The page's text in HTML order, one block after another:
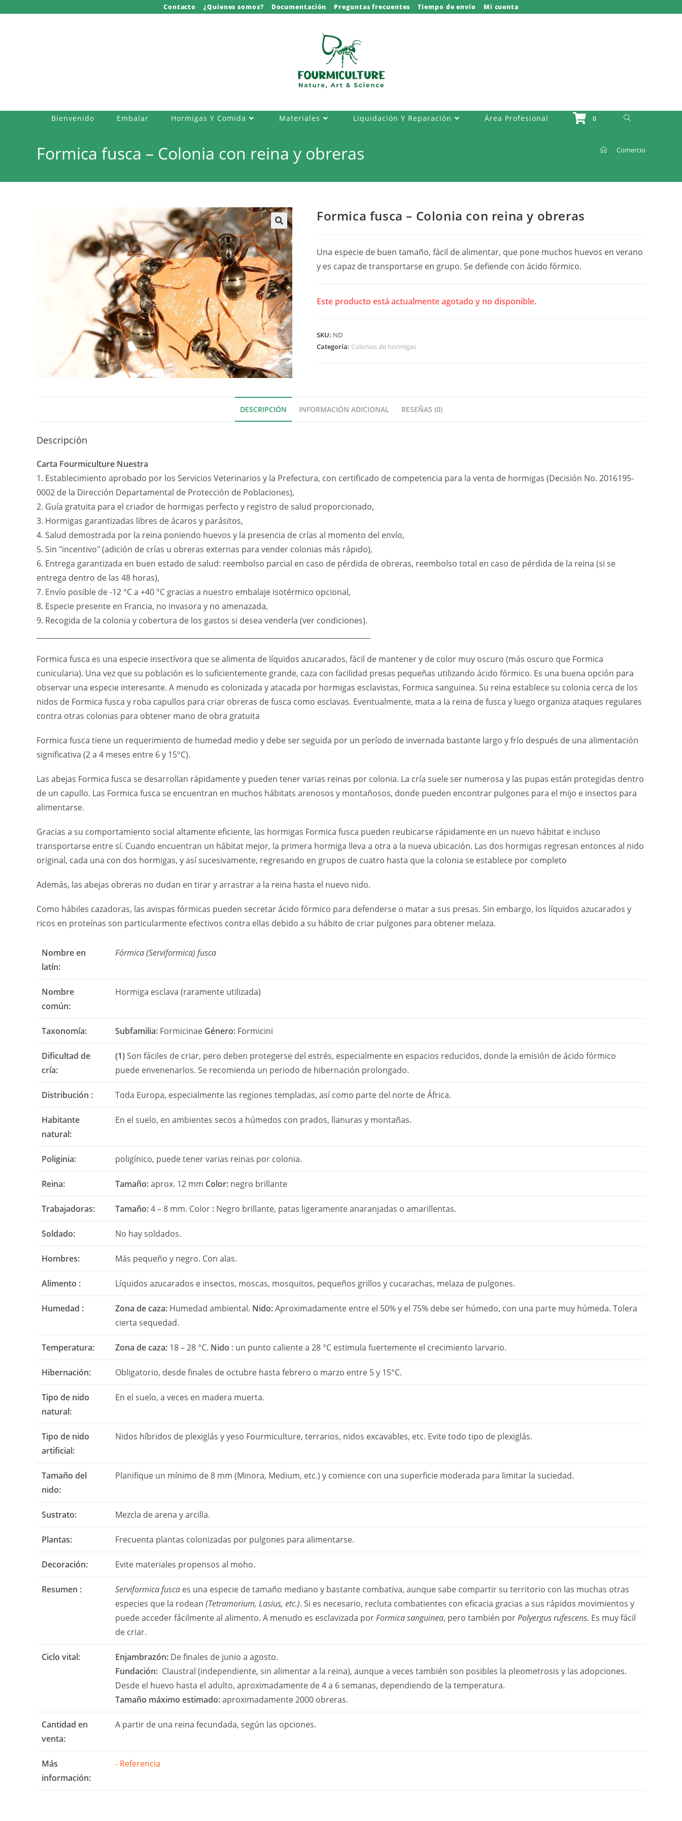
Contacto ¿Quienes somos? Documentación Preguntas frecuentes Tiempo de envío Mi cuenta
Bienvenido Embalar Hormigas Y Comida Materiales Liquidación Y Reparación Área Profesional 0 Activar O Desactivar La Búsqueda Del Sitio Web
Formica fusca – Colonia con reina y obreras > Comercio
Formica fusca – Colonia con reina y obreras
Una especie de buen tamaño, fácil de alimentar, que pone muchos huevos en verano
y es capaz de transportarse en grupo. Se defiende con ácido fórmico.
Este producto está actualmente agotado y no disponible.
SKU: ND
Categoría: Colonias de hormigas
DESCRIPCIÓN INFORMACIÓN ADICIONAL RESEÑAS (0)
Descripción
Carta Fourmiculture Nuestra
1. Establecimiento aprobado por los Servicios Veterinarios y la Prefectura, con certificado de competencia para la venta de hormigas (Decisión No. 2016195-
0002 de la Dirección Departamental de Protección de Poblaciones),
2. Guía gratuita para el criador de hormigas perfecto y registro de salud proporcionado,
3. Hormigas garantizadas libres de ácaros y parásitos,
4. Salud demostrada por la reina poniendo huevos y la presencia de crías al momento del envío,
5. Sin "incentivo" (adición de crías u obreras externas para vender colonias más rápido),
6. Entrega garantizada en buen estado de salud: reembolso parcial en caso de pérdida de obreras, reembolso total en caso de pérdida de la reina (si se
entrega dentro de las 48 horas),
7. Envío posible de -12 °C a +40 °C gracias a nuestro embalaje isotérmico opcional,
8. Especie presente en Francia, no invasora y no amenazada,
9. Recogida de la colonia y cobertura de los gastos si desea venderla (ver condiciones).
Formica fusca es una especie insectívora que se alimenta de líquidos azucarados, fácil de mantener y de color muy oscuro (más oscuro que Formica
cunicularia). Una vez que su población es lo suficientemente grande, caza con facilidad presas pequeñas utilizando ácido fórmico. Es una buena opción para
observar una especie interesante. A menudo es colonizada y atacada por hormigas esclavistas, Formica sanguinea. Su reina establece su colonia cerca de los
nidos de Formica fusca y roba capullos para criar obreras de fusca como esclavas. Eventualmente, mata a la reina de fusca y luego organiza ataques regulares
contra otras colonias para obtener mano de obra gratuita
Formica fusca tiene un requerimiento de humedad medio y debe ser seguida por un período de invernada bastante largo y frío después de una alimentación
significativa (2 a 4 meses entre 6 y 15°C).
Las abejas Formica fusca se desarrollan rápidamente y pueden tener varias reinas por colonia. La cría suele ser numerosa y las pupas están protegidas dentro
de un capullo. Las Formica fusca se encuentran en muchos hábitats arenosos y montañosos, donde pueden encontrar pulgones para el mijo e insectos para
alimentarse.
Gracias a su comportamiento social altamente eficiente, las hormigas Formica fusca pueden reubicarse rápidamente en un nuevo hábitat e incluso
transportarse entre sí. Cuando encuentran un hábitat mejor, la primera hormiga lleva a otra a la nueva ubicación. Las dos hormigas regresan entonces al nido
original, cada una con dos hormigas, y así sucesivamente, regresando en grupos de cuatro hasta que la colonia se establece por completo
Además, las abejas obreras no dudan en tirar y arrastrar a la reina hasta el nuevo nido.
Como hábiles cazadoras, las avispas fórmicas pueden secretar ácido fórmico para defenderse o matar a sus presas. Sin embargo, los líquidos azucarados y
ricos en proteínas son particularmente efectivos contra ellas debido a su hábito de criar pulgones para obtener melaza.
Nombre en
latín:
Fórmica (Serviformica) fusca
Nombre
común:
Hormiga esclava (raramente utilizada)
Taxonomía: Subfamilia: Formicinae Género: Formicini
Dificultad de
cría:
(1)Son fáciles de criar, pero deben protegerse del estrés, especialmente en espacios reducidos, donde la emisión de ácido fórmico
puede envenenarlos. Se recomienda un periodo de hibernación prolongado.
Distribución : Toda Europa, especialmente las regiones templadas, así como parte del norte de África.
Habitante
natural:
En el suelo, en ambientes secos a húmedos con prados, llanuras y montañas.
Poliginia: poligínico, puede tener varias reinas por colonia.
Reina: Tamaño:aprox. 12 mm Color: negro brillante
Trabajadoras: Tamaño:4 – 8 mm. Color : Negro brillante, patas ligeramente anaranjadas o amarillentas.
Soldado: No hay soldados.
Hombres: Más pequeño y negro. Con alas.
Alimento : Líquidos azucarados e insectos, moscas, mosquitos, pequeños grillos y cucarachas, melaza de pulgones.
Humedad : Zona de caza: Humedad ambiental. Nido:Aproximadamente entre el 50% y el 75% debe ser húmedo, con una parte muy húmeda. Tolera
cierta sequedad.
Temperatura: Zona de caza: 18 – 28 °C. Nido : un punto caliente a 28 °C estimula fuertemente el crecimiento larvario.
Hibernación: Obligatorio, desde finales de octubre hasta febrero o marzo entre 5 y 15°C.
Tipo de nido
natural:
En el suelo, a veces en madera muerta.
Tipo de nido
artificial:
Nidos híbridos de plexiglás y yeso Fourmiculture, terrarios, nidos excavables, etc. Evite todo tipo de plexiglás.
Tamaño del
nido:
Planifique un mínimo de 8 mm (Minora, Medium, etc.) y comience con una superficie moderada para limitar la suciedad.
Sustrato: Mezcla de arena y arcilla.
Plantas: Frecuenta plantas colonizadas por pulgones para alimentarse.
Decoración: Evite materiales propensos al moho.
Resumen : Serviformica fusca es una especie de tamaño mediano y bastante combativa, aunque sabe compartir su territorio con las muchas otras
especies que la rodean (Tetramorium, Lasius, etc.). Si es necesario, recluta combatientes con eficacia gracias a sus rápidos movimientos y
puede acceder fácilmente al alimento. A menudo es esclavizada porFormica sanguinea, pero también porPolyergus rufescens. Es muy fácil
de criar.
Ciclo vital: Enjambrazón: De finales de junio a agosto.
Fundación: Claustral (independiente, sin alimentar a la reina), aunque a veces también son posibles la pleometrosis y las adopciones.
Desde el huevo hasta el adulto, aproximadamente de 4 a 6 semanas, dependiendo de la temperatura.
Tamaño máximo estimado:aproximadamente 2000 obreras.
Cantidad en
venta:
A partir de una reina fecundada, según las opciones.
Más
información:
- Referencia